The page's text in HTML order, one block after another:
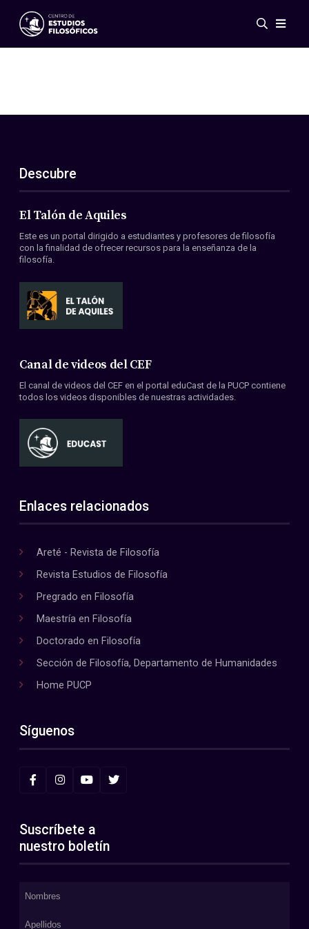
Eventos
ES
EN
Acerca de nosotros
Miembros
Convenios
Descubre
El Talón de Aquiles
Este es un portal dirigido a estudiantes y profesores de filosofía
con la finalidad de ofrecer recursos para la enseñanza de la
filosofía.
Canal de videos del CEF
El canal de videos del CEF en el portal eduCast de la PUCP contiene
todos los videos disponibles de nuestras actividades.
Enlaces relacionados
Areté - Revista de Filosofía
Revista Estudios de Filosofía
Pregrado en Filosofía
Maestría en Filosofía
Doctorado en Filosofía
Sección de Filosofía, Departamento de Humanidades
Home PUCP
Síguenos
Suscríbete a
nuestro boletín